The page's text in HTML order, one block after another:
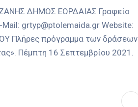
ΔΗΜΟΣ ΕΟΡΔΑΙΑΣ Γραφείο
grtyp@ptolemaida.gr Website:
Πλήρες πρόγραμμα των δράσεων
Πέμπτη 16 Σεπτεμβρίου 2021.